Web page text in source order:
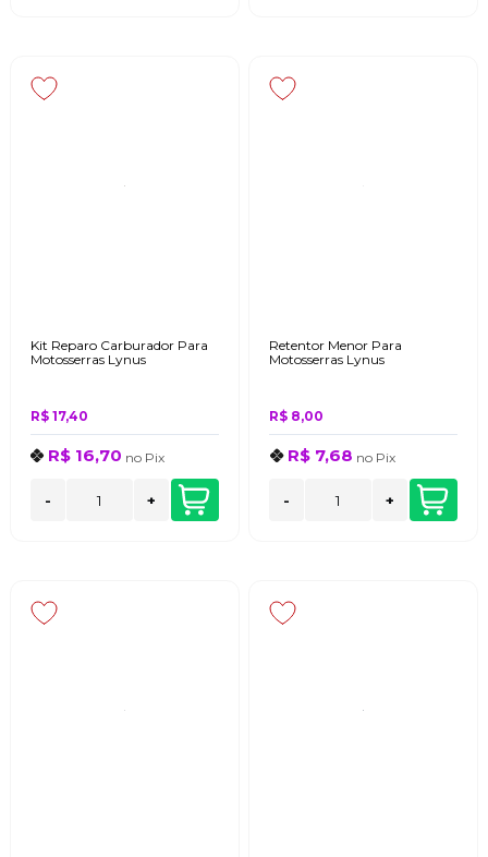
Kit Reparo Carburador Para
Motosserras Lynus
R$ 17,40
R$ 16,70 no Pix
- +
Retentor Menor Para
Motosserras Lynus
R$ 8,00
R$ 7,68 no Pix
- +